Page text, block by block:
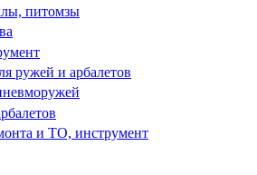
питомзы
ружей и арбалетов
и ТО, инструмент